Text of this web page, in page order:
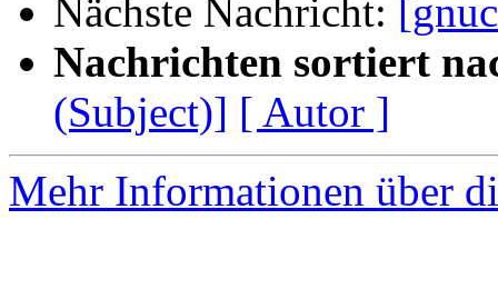
Nächste Nachricht:
Nachrichten sortiert
(Subject)] [ Autor ]
Mehr Informationen über